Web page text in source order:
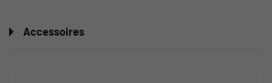
Accessoires